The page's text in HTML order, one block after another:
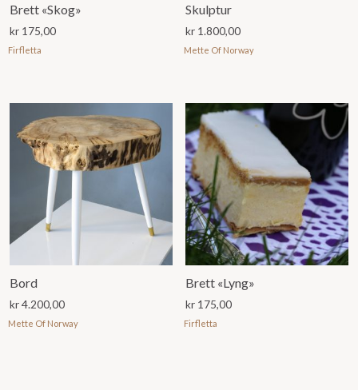
Brett «Skog»
kr 175,00
Firfletta
Skulptur
kr 1.800,00
Mette Of Norway
Bord
kr4.200,00
Mette Of Norway
Brett «Lyng»
kr 175,00
Firfletta